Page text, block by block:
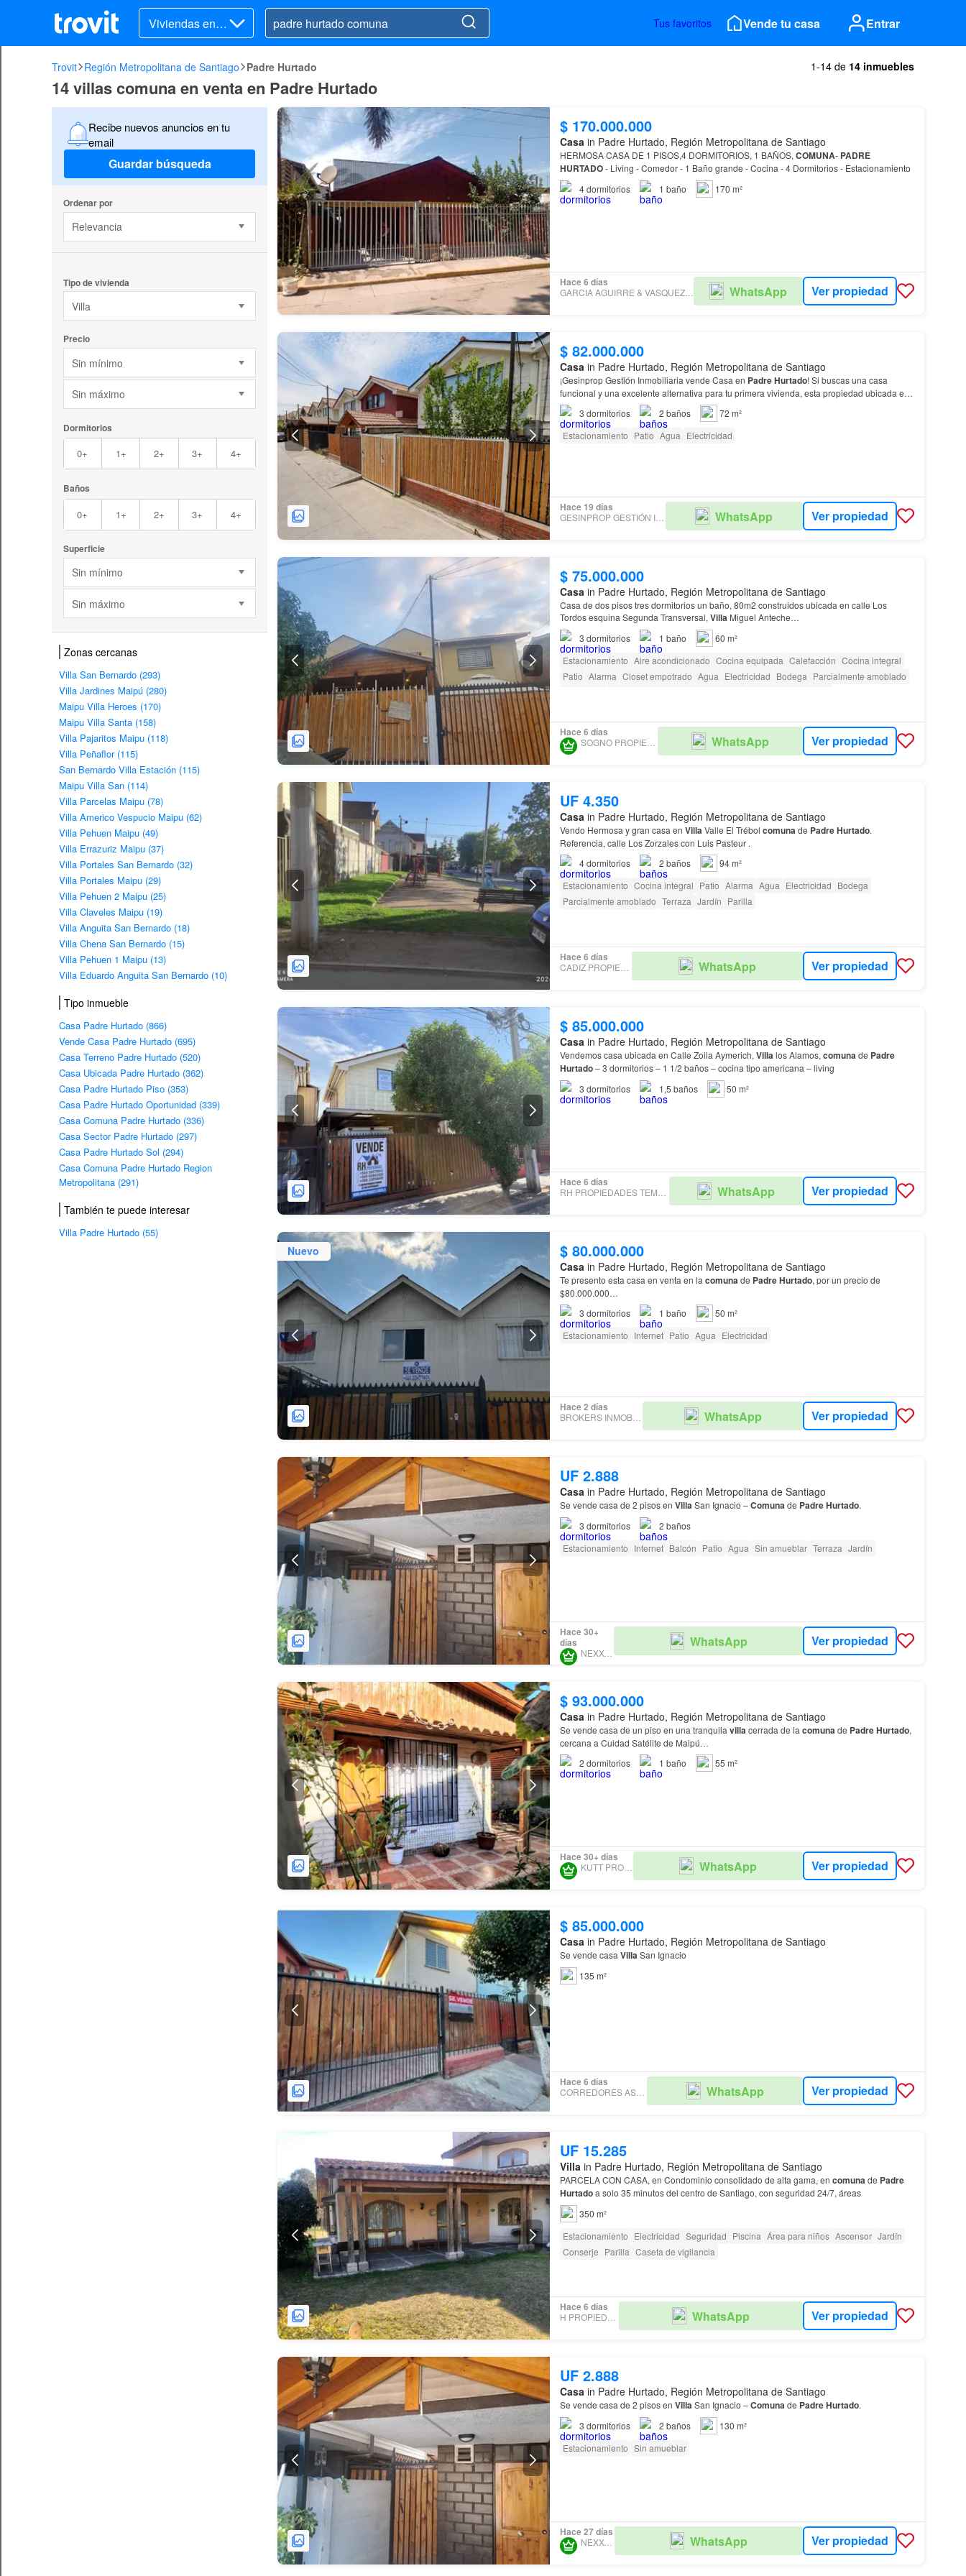
Viviendas en v
enta
Tus favoritos Vende tu casa Entrar
Trovit Región Metropolitana de Santiago Padre Hurtado 1-14 de 14 inmuebles
14 villas comuna en venta en Padre Hurtado
Recibe nuevos anuncios en tu
email
Guardar búsqueda
Ordenar por
Relevancia
Tipo de vivienda
Villa
Precio
Sin mínimo
Sin máximo
Dormitorios
0+ 1+ 2+ 3+ 4+
Baños
0+ 1+ 2+ 3+ 4+
Superficie
Sin mínimo
Sin máximo
Zonas cercanas
Villa San Bernardo (293)
Villa Jardines Maipú (280)
Maipu Villa Heroes (170)
Maipu Villa Santa (158)
Villa Pajaritos Maipu (118)
Villa Peñaflor (115)
San Bernardo Villa Estación (115)
Maipu Villa San (114)
Villa Parcelas Maipu (78)
Villa Americo Vespucio Maipu (62)
Villa Pehuen Maipu (49)
Villa Errazuriz Maipu (37)
Villa Portales San Bernardo (32)
Villa Portales Maipu (29)
Villa Pehuen 2 Maipu (25)
Villa Claveles Maipu (19)
Villa Anguita San Bernardo (18)
Villa Chena San Bernardo (15)
Villa Pehuen 1 Maipu (13)
Villa Eduardo Anguita San Bernardo (10)
Tipo inmueble
Casa Padre Hurtado (866)
Vende Casa Padre Hurtado (695)
Casa Terreno Padre Hurtado (520)
Casa Ubicada Padre Hurtado (362)
Casa Padre Hurtado Piso (353)
Casa Padre Hurtado Oportunidad (339)
Casa Comuna Padre Hurtado (336)
Casa Sector Padre Hurtado (297)
Casa Padre Hurtado Sol (294)
Casa Comuna Padre Hurtado Region
Metropolitana (291)
También te puede interesar
Villa Padre Hurtado (55)
$ 170.000.000
Casain Padre Hurtado, Región Metropolitana de Santiago
HERMOSA CASA DE 1 PISOS,4 DORMITORIOS, 1 BAÑOS, COMUNA- PADRE
HURTADO
- Living - Comedor - 1 Baño grande - Cocina - 4 Dormitorios - Estacionamiento
4dormitorios 1 baño 170 m²
Hace 6 días
GARCIA AGUIRRE & VASQUEZ CORREDOR DE PROPIEDADES WhatsApp Ver propiedad
$ 82.000.000
Casa in Padre Hurtado, Región Metropolitana de Santiago
¡Gesinprop Gestión Inmobiliaria vende Casa en PadreHurtado! Si buscas una casa
funcional y una excelente alternativa para tu primera vivienda, esta propiedad ubicada en
Villa comuna PadreHurtado
3 dormitorios 2 baños
72 m²
Estacionamiento Patio Agua Electricidad
Hace 19 días
GESINPROP GESTIÓN INMOBILIARIA WhatsApp Ver propiedad
$ 75.000.000
Casa in Padre Hurtado, Región Metropolitana de Santiago
Casa de dos pisos tres dormitorios un baño, 80m2 construidos ubicada en calle Los
Tordos esquina Segunda Transversal, Villa Miguel Anteche…
3 dormitorios 1 baño
60 m²
Estacionamiento Aire acondicionado Cocina equipada Calefacción Cocina integral
Patio Alarma Closet empotrado Agua Electricidad Bodega Parcialmente amoblado
Hace 6 días
SOGNO PROPIEDADES SPA WhatsApp Ver propiedad
UF 4.350
Casa in Padre Hurtado, Región Metropolitana de Santiago
Vendo Hermosa y gran casa en VillaValle El Trébol comunade PadreHurtado.
Referencia, calle Los Zorzales con Luis Pasteur .
4dormitorios 2 baños
94 m²
Estacionamiento Cocina integral Patio Alarma Agua Electricidad Bodega
Parcialmente amoblado Terraza Jardín Parilla
Hace 6 días
CADIZ PROPIEDADES WhatsApp Ver propiedad
$ 85.000.000
Casa in Padre Hurtado, Región Metropolitana de Santiago
Vendemos casa ubicada en Calle Zoila Aymerich, Villalos Alamos, comunade Padre
Hurtado– 3 dormitorios – 1 1/2 baños – cocina tipo americana – living
3 dormitorios 1,5 baños 50 m²
Hace 6 días
RH PROPIEDADES TEMUCO LIMITADA WhatsApp Ver propiedad
Nuevo $ 80.000.000
Casa in Padre Hurtado, Región Metropolitana de Santiago
Te presento esta casa en venta en la comunade PadreHurtado, por un precio de
$80.000.000…
3 dormitorios 1 baño
50 m²
Estacionamiento Internet Patio Agua Electricidad
Hace 2 días
BROKERS INMOBILIARIOS WhatsApp Ver propiedad
UF 2.888
Casa in Padre Hurtado, Región Metropolitana de Santiago
Se vende casa de 2 pisos en VillaSan Ignacio –Comunade PadreHurtado.
3 dormitorios 2 baños
Estacionamiento Internet Balcón Patio Agua Sin amueblar Terraza Jardín
Hace 30+
días
NEXXOS A
WhatsApp Ver propiedad
$ 93.000.000
Casa in Padre Hurtado, Región Metropolitana de Santiago
Se vende casa de un piso en una tranquila villacerrada de la comunade PadreHurtado,
cercana a Cuidad Satélite de Maipú…
2 dormitorios 1 baño 55 m²
Hace 30+ días
KUTT PROPERTY WhatsApp Ver propiedad
$ 85.000.000
Casa in Padre Hurtado, Región Metropolitana de Santiago
Se vende casa VillaSan Ignacio
135 m²
Hace 6 días
CORREDORES ASOCIADOS WhatsApp Ver propiedad
UF 15.285
Villa in Padre Hurtado, Región Metropolitana de Santiago
PARCELA CON CASA, en Condominio consolidado de alta gama, en comunade Padre
Hurtadoa solo 35 minutos del centro de Santiago, con seguridad 24/7, áreas
350 m²
Estacionamiento Electricidad Seguridad Piscina Área para niños Ascensor Jardín
Conserje Parilla Caseta de vigilancia
Hace 6 días
WhatsApp Ver propiedad
UF 2.888
Casa in Padre Hurtado, Región Metropolitana de Santiago
Se vende casa de 2 pisos en VillaSan Ignacio –Comunade PadreHurtado.
3 dormitorios 2 baños
130 m²
Estacionamiento Sin amueblar
Hace 27 días
NEXXOS C WhatsApp Ver propiedad